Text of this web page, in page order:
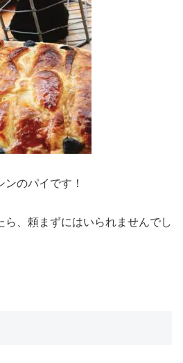
のパイです！
ら、頼まずにはいられませんでし